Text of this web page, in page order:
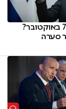
יותר גרוע מה-7 באוקטובר?
סערה